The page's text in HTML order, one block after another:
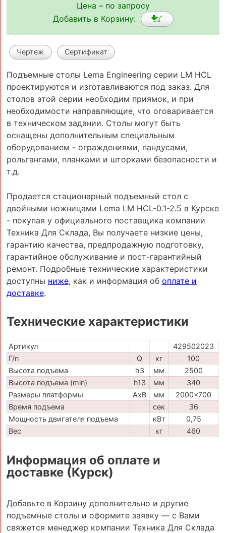
Цена – по запросу
Добавить в Корзину:
Чертеж Сертификат
Подъемные столы Lema Engineering серии LM HCL
проектируются и изготавливаются под заказ. Для
столов этой серии необходим приямок, и при
необходимости направляющие, что оговаривается
в техническом задании. Столы могут быть
оснащены дополнительным специальным
оборудованием - ограждениями, пандусами,
рольгангами, планками и шторками безопасности и
т.д.
Продается стационарный подъемный стол с
двойными ножницами Lema LM HCL-0.1-2.5 в Курске
- покупая у официального поставщика компании
Техника Для Склада, Вы получаете низкие цены,
гарантию качества, предпродажную подготовку,
гарантийное обслуживание и пост-гарантийный
ремонт. Подробные технические характеристики
доступны ниже, как и информация об оплате и
доставке.
Технические характеристики
Артикул
429502023
Г/п
Q кг
100
Высота подъема
h3 мм
2500
Высота подъема (min)
h13 мм
340
Размеры платформы
AxB мм
2000x700
Время подъема
сек
36
Мощность двигателя подъема
кВт
0,75
Вес
кг 460
Информация об оплате и
доставке (Курск)
Добавьте в Корзину дополнительно и другие
подъемные столы и оформите заявку — с Вами
свяжется менеджер компании Техника Для Склада